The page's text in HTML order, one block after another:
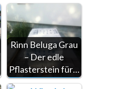
Rinn Beluga Grau
– Der edle
Pflasterstein für…